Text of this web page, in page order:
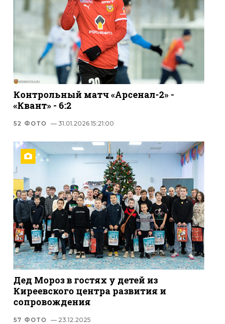
Контрольный матч «Арсенал-2» -
«Квант» - 6:2
52 ФОТО — 31.01.2026 15:21:00
Дед Мороз в гостях у детей из
Киреевского центра развития и
сопровождения
57 ФОТО — 23.12.2025